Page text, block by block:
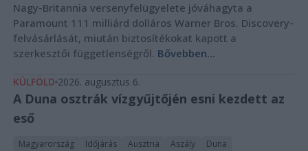
Nagy-Britannia versenyfelügyelete jóváhagyta a
Paramount 111 milliárd dolláros Warner Bros. Discovery-
felvásárlását, miután biztosítékokat kapott a
szerkesztői függetlenségről. Bővebben...
KÜLFÖLD 2026. augusztus 6.
A Duna osztrák vízgyűjtőjén esni kezdett az
eső
Magyarország Időjárás Ausztria Aszály Duna